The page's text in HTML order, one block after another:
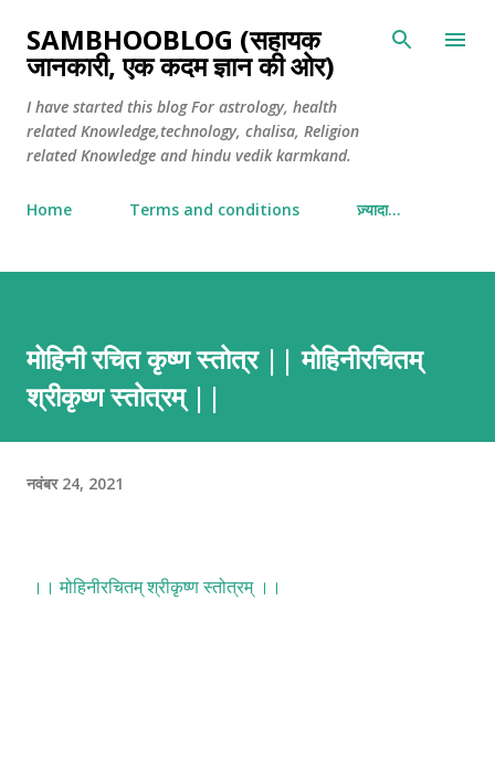
सीधे मुख्य सामग्री पर जाएं
SAMBHOOBLOG (सहायक
जानकारी, एक कदम ज्ञान की ओर)
I have started this blog For astrology, health
related Knowledge,technology, chalisa, Religion
related Knowledge and hindu vedik karmkand.
Home Terms and conditions ज़्यादा…
मोहिनी रचित कृष्ण स्तोत्र || मोहिनीरचितम्
श्रीकृष्ण स्तोत्रम् ||
नवंबर 24, 2021
।। मोहिनीरचितम् श्रीकृष्ण स्तोत्रम् ।।